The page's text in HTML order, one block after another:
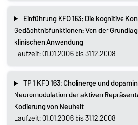
Einführung KFO 163: Die kognitive
Gedächtnisfunktionen: Von der
klinischen Anwendung
Laufzeit: 01.01.2006 bis 31.12.2008
TP 1 KFO 163: Cholinerge und
Neuromodulation der aktiven
Kodierung von Neuheit
Laufzeit: 01.01.2006 bis 31.12.2008